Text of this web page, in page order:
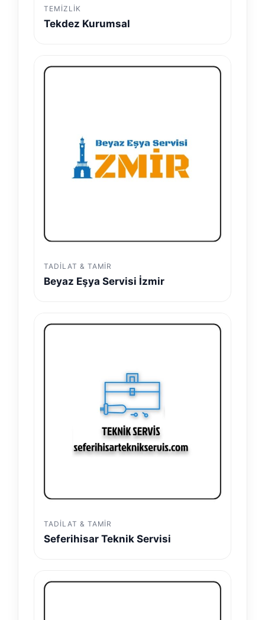
TEMIZLIK
Tekdez Kurumsal
TADILAT & TAMIR
Beyaz Eşya Servisi İzmir
TADILAT & TAMIR
Seferihisar Teknik Servisi